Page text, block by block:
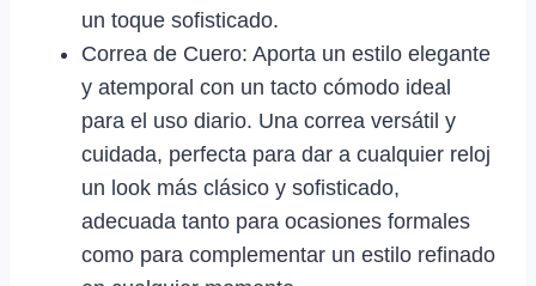
un toque sofisticado.
Correa de Cuero: Aporta un estilo elegante
y atemporal con un tacto cómodo ideal
para el uso diario. Una correa versátil y
cuidada, perfecta para dar a cualquier reloj
un look más clásico y sofisticado,
adecuada tanto para ocasiones formales
como para complementar un estilo refinado